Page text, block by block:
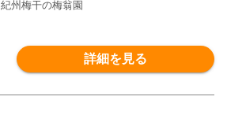
紀州梅干の梅翁園
詳細を見る